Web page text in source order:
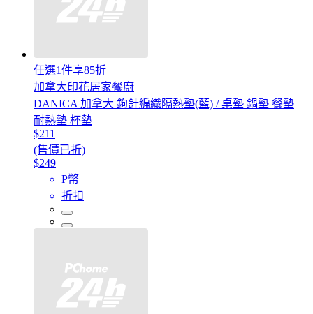
任選1件享85折
加拿大印花居家餐廚
DANICA 加拿大 鉤針編織隔熱墊(藍) / 桌墊 鍋墊 餐墊
耐熱墊 杯墊
$211
(售價已折)
$249
P幣
折扣